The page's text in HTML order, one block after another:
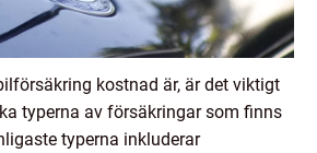
kostnad är, är det viktigt
typerna av försäkringar som finns
typerna inkluderar